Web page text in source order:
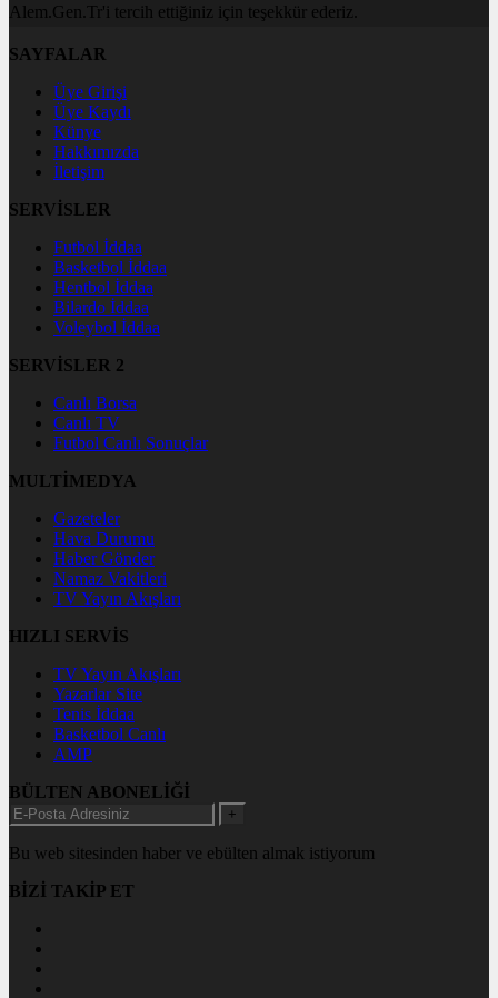
Alem.Gen.Tr'i tercih ettiğiniz için teşekkür ederiz.
SAYFALAR
Üye Girişi
Üye Kaydı
Künye
Hakkımızda
İletişim
SERVİSLER
Futbol İddaa
Basketbol İddaa
Hentbol İddaa
Bilardo İddaa
Voleybol İddaa
SERVİSLER 2
Canlı Borsa
Canlı TV
Futbol Canlı Sonuçlar
MULTİMEDYA
Gazeteler
Hava Durumu
Haber Gönder
Namaz Vakitleri
TV Yayın Akışları
HIZLI SERVİS
TV Yayın Akışları
Yazarlar Site
Tenis İddaa
Basketbol Canlı
AMP
BÜLTEN ABONELİĞİ
+
Bu web sitesinden haber ve ebülten almak istiyorum
BİZİ TAKİP ET